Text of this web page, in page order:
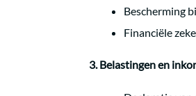
Bescherming
Financiële
3. Belastingen en